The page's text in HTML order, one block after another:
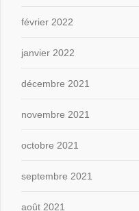
février 2022
janvier 2022
décembre 2021
novembre 2021
octobre 2021
septembre 2021
août 2021